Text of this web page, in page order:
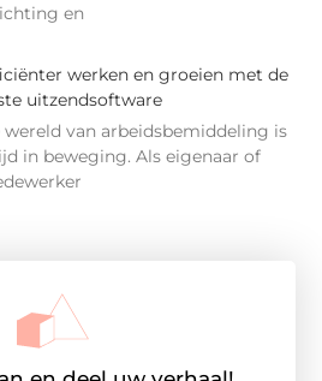
en
werken en groeien met de
uitzendsoftware
wereld van arbeidsbemiddeling is
in beweging. Als eigenaar of